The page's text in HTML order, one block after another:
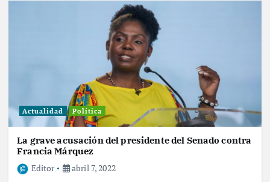
Actualidad Política
La grave acusación del presidente del Senado contra
Francia Márquez
Editor
abril 7, 2022